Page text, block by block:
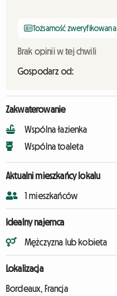
Tożsamość zweryfikowana
Brak opinii w tej chwili
Gospodarz od:
Zakwaterowanie
Wspólna łazienka
Wspólna toaleta
Aktualni mieszkańcy lokalu
1 mieszkańców
Idealny najemca
Mężczyzna lub kobieta
Lokalizacja
Bordeaux, Francja